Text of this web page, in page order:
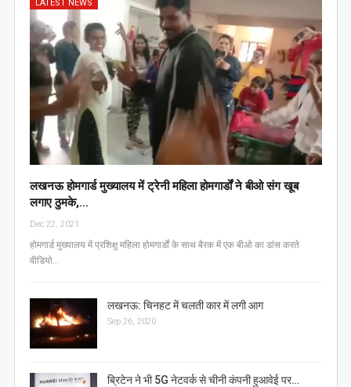
LATEST NEWS
लखनऊ होमगार्ड मुख्यालय में ट्रेनी महिला होमगार्डों ने बीओ संग खूब
लगाए ठुमके,…
Dec 22, 2021
होमगार्ड मुख्यालय में प्रशिक्षु महिला होमगार्डों के साथ बैरक में एक बीओ का डांस करते
वीडियो…
लखनऊ: चिनहट में चलती कार में लगी आग
Sep 26, 2020
ब्रिटेन ने भी 5G नेटवर्क से चीनी कंपनी हुआवेई पर…